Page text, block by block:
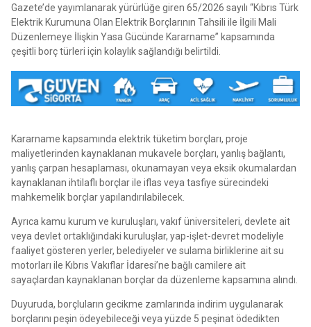
Gazete’de yayımlanarak yürürlüğe giren 65/2026 sayılı “Kıbrıs Türk
Elektrik Kurumuna Olan Elektrik Borçlarının Tahsili ile İlgili Mali
Düzenlemeye İlişkin Yasa Gücünde Kararname” kapsamında
çeşitli borç türleri için kolaylık sağlandığı belirtildi.
Kararname kapsamında elektrik tüketim borçları, proje
maliyetlerinden kaynaklanan mukavele borçları, yanlış bağlantı,
yanlış çarpan hesaplaması, okunamayan veya eksik okumalardan
kaynaklanan ihtilaflı borçlar ile iflas veya tasfiye sürecindeki
mahkemelik borçlar yapılandırılabilecek.
Ayrıca kamu kurum ve kuruluşları, vakıf üniversiteleri, devlete ait
veya devlet ortaklığındaki kuruluşlar, yap-işlet-devret modeliyle
faaliyet gösteren yerler, belediyeler ve sulama birliklerine ait su
motorları ile Kıbrıs Vakıflar İdaresi’ne bağlı camilere ait
sayaçlardan kaynaklanan borçlar da düzenleme kapsamına alındı.
Duyuruda, borçluların gecikme zamlarında indirim uygulanarak
borçlarını peşin ödeyebileceği veya yüzde 5 peşinat ödedikten